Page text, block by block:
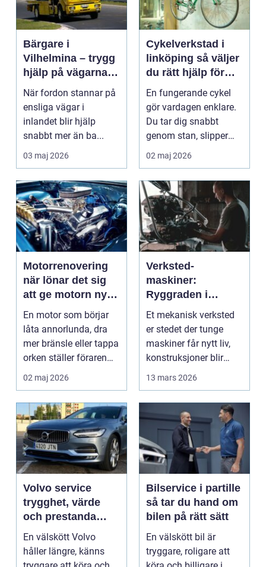
Bärgare i
Vilhelmina – trygg
hjälp på vägarna
året runt
När fordon stannar på
ensliga vägar i
inlandet blir hjälp
snabbt mer än ba...
03 maj 2026
Cykelverkstad i
linköping så väljer
du rätt hjälp för
din cykel
En fungerande cykel
gör vardagen enklare.
Du tar dig snabbt
genom stan, slipper
köer och får motion ...
02 maj 2026
Motorrenovering
när lönar det sig
att ge motorn nytt
liv?
En motor som börjar
låta annorlunda, dra
mer bränsle eller tappa
orken ställer föraren
inför ett val...
02 maj 2026
Verksted-
maskiner:
Ryggraden i
moderne industri
Et mekanisk verksted
er stedet der tunge
maskiner får nytt liv,
konstruksjoner blir
13 mars 2026
Volvo service
trygghet, värde
och prestanda
över tid
En välskött Volvo
håller längre, känns
Bilservice i partille
så tar du hand om
bilen på rätt sätt
En välskött bil är
tryggare, roligare att